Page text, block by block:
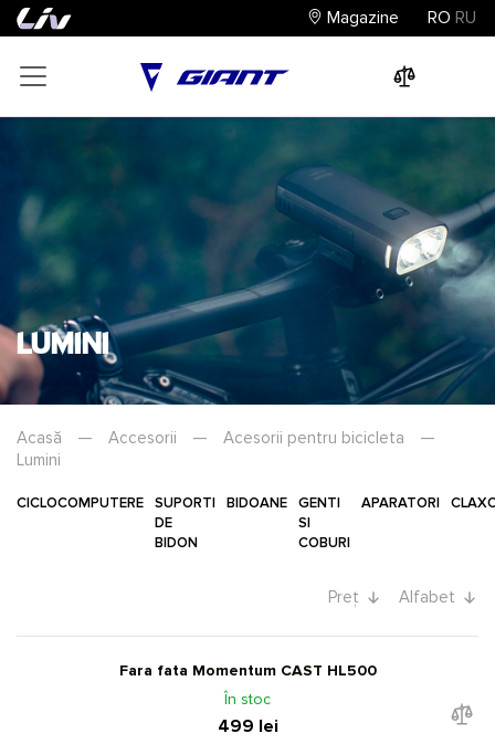
Magazine RO RU
Lumini
Acasă — Accesorii — Acesorii pentru bicicleta
—
Lumini
CICLOCOMPUTERE
SUPORTI
DE
BIDON
BIDOANE
GENTI
SI
COBURI
APARATORI
Preț Alfabet
Fara fata Momentum CAST HL500
În stoc
499 lei